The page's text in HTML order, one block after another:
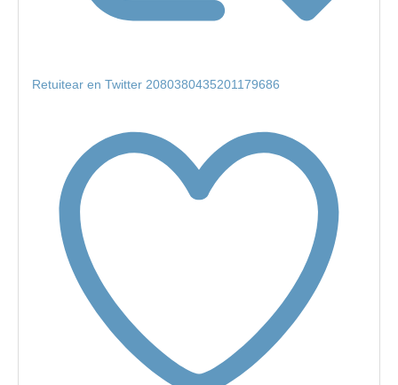
Retuitear en Twitter 2080380435201179686